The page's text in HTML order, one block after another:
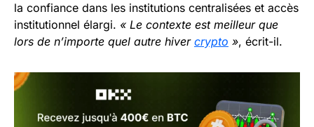
la confiance dans les institutions centralisées et accès
institutionnel élargi. « Le contexte est meilleur que
lors de n’importe quel autre hiver crypto », écrit-il.